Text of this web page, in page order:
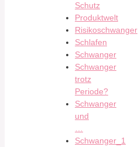
Schutz
Produktwelt
Risikoschwanger
Schlafen
Schwanger
Schwanger
trotz
Periode?
Schwanger
und
Schwanger_1